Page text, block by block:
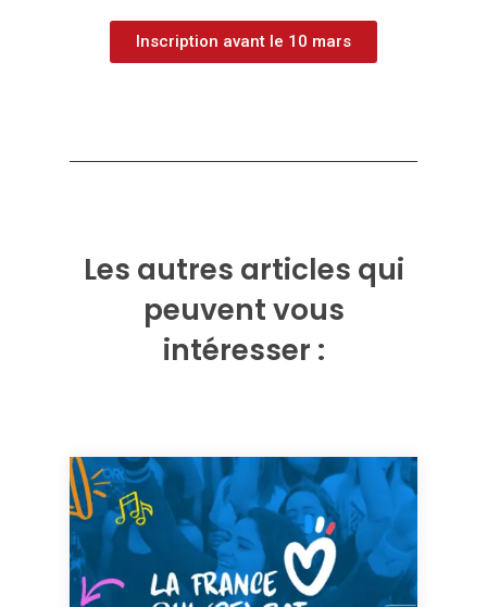
Inscription avant le 10 mars
Les autres articles qui
peuvent vous
intéresser :